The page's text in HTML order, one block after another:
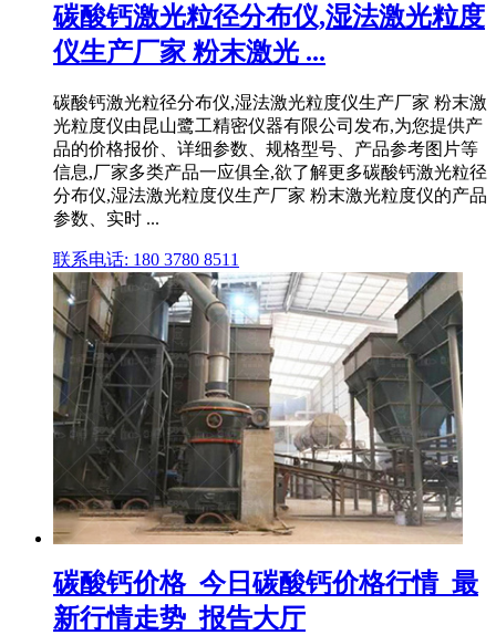
碳酸钙激光粒径分布仪,湿法激光粒度
仪生产厂家 粉末激光 ...
碳酸钙激光粒径分布仪,湿法激光粒度仪生产厂家 粉末激
光粒度仪由昆山鹭工精密仪器有限公司发布,为您提供产
品的价格报价、详细参数、规格型号、产品参考图片等
信息,厂家多类产品一应俱全,欲了解更多碳酸钙激光粒径
分布仪,湿法激光粒度仪生产厂家 粉末激光粒度仪的产品
参数、实时 ...
联系电话: 180 3780 8511
碳酸钙价格_今日碳酸钙价格行情_最
新行情走势_报告大厅